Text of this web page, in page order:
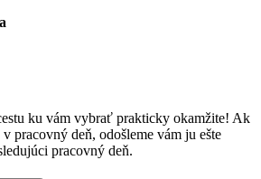
ku vám vybrať prakticky okamžite! Ak
pracovný deň, odošleme vám ju ešte
pracovný deň.